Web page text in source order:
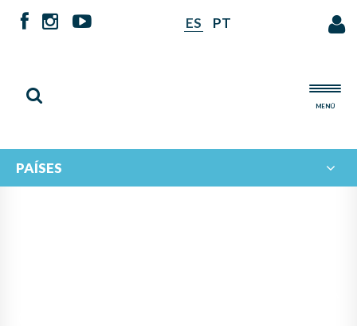
ES PT
MENÚ
PAÍSES